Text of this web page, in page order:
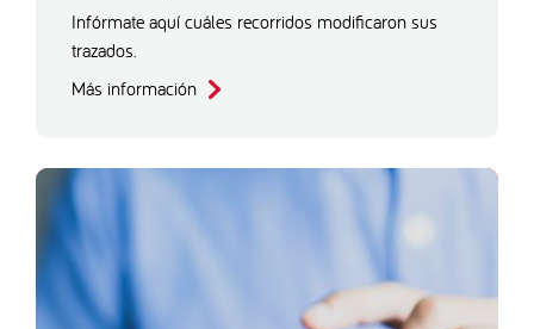
Infórmate aquí cuáles recorridos modificaron sus
trazados.
Más información